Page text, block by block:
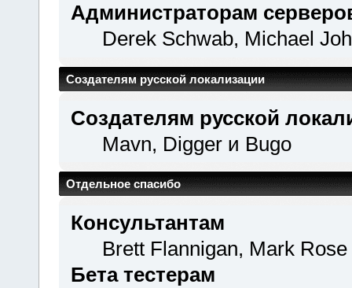
Администраторам
Derek Schwab, Michael
Создателям русской локализации
Создателям русской
Mavn, Digger и Bugo
Отдельное спасибо
Консультантам
Brett Flannigan, Mark
Бета тестерам